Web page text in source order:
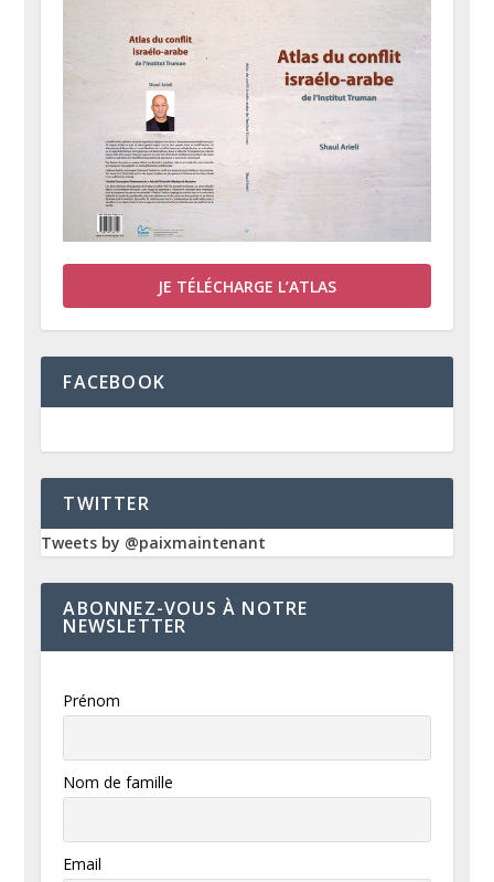
JE TÉLÉCHARGE L’ATLAS
FACEBOOK
TWITTER
Tweets by @paixmaintenant
ABONNEZ-VOUS À NOTRE
NEWSLETTER
Prénom
Nom de famille
Email